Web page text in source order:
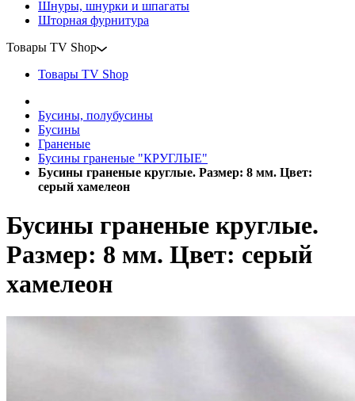
Шнуры, шнурки и шпагаты
Шторная фурнитура
Товары TV Shop
Товары TV Shop
Бусины, полубусины
Бусины
Граненые
Бусины граненые "КРУГЛЫЕ"
Бусины граненые круглые. Размер: 8 мм. Цвет:
серый хамелеон
Бусины граненые круглые.
Размер: 8 мм. Цвет: серый
хамелеон